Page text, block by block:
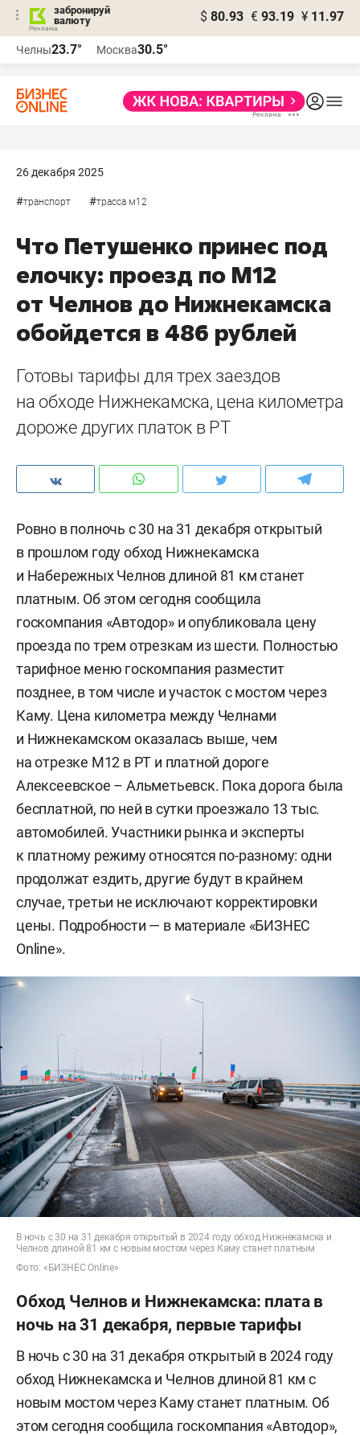
забронируй
валюту
$ 80.93 € 93.19 ¥ 11.97
Челны23.7° Москва30.5°
26 декабря 2025
#транспорт #трасса м12
Что Петушенко принес под
елочку: проезд по М12
от Челнов до Нижнекамска
обойдется в 486 рублей
Готовы тарифы для трех заездов
на обходе Нижнекамска, цена километра
дороже других платок в РТ
Ровно в полночь с 30 на 31 декабря открытый
в прошлом году обход Нижнекамска
и Набережных Челнов длиной 81 км станет
платным. Об этом сегодня сообщила
госкомпания «Автодор» и опубликовала цену
проезда по трем отрезкам из шести. Полностью
тарифное меню госкомпания разместит
позднее, в том числе и участок с мостом через
Каму. Цена километра между Челнами
и Нижнекамском оказалась выше, чем
на отрезке М12 в РТ и платной дороге
Алексеевское – Альметьевск. Пока дорога была
бесплатной, по ней в сутки проезжало 13 тыс.
автомобилей. Участники рынка и эксперты
к платному режиму относятся по-разному: одни
продолжат ездить, другие будут в крайнем
случае, третьи не исключают корректировки
цены. Подробности — в материале «БИЗНЕС
Online».
В ночь с 30 на 31 декабря открытый в 2024 году обход Нижнекамска и
Челнов длиной 81 км с новым мостом через Каму станет платным
Фото: «БИЗНЕС Online»
Обход Челнов и Нижнекамска: плата в
ночь на 31 декабря, первые тарифы
В ночь с 30 на 31 декабря открытый в 2024 году
обход Нижнекамска и Челнов длиной 81 км с
новым мостом через Каму станет платным. Об
этом сегодня сообщила госкомпания «Автодор»,